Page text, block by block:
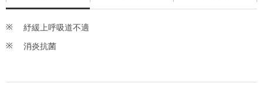
紓緩上呼吸道不適
消炎抗菌